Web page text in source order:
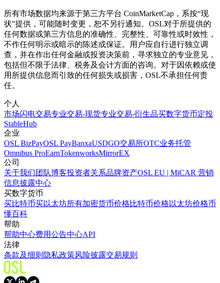
所有市场数据均来源于第三方平台 CoinMarketCap，系按“现
状”提供，可能随时变更，恕不另行通知。OSL对于所提供的
任何数据或第三方信息的准确性、完整性、可靠性或时效性，
不作任何明示或暗示的陈述或保证。用户应自行进行独立调
查，并在作出任何金融或投资决策前，寻求独立的专业意见，
包括但不限于法律、税务及会计方面的咨询。对于因依赖或使
用所提供信息而引致的任何损失或损害，OSL不承担任何责
任。
个人
市场闪电交易专业交易-现货专业交易-衍生品买数字货币定投
StableHub
企业
OSL BizPayOSL PayBanxaUSDGO交易所OTC业务托管
Omnibus ProEarnTokenworksMirrorEX
公司
关于我们团队博客投资者关系品牌资产OSL EU | MiCAR 营销
信息披露中心
买数字货币
买比特币买以太坊所有加密货币价格比特币价格 以太坊价格币
懂百科
帮助
帮助中心费用公告中心API
法律
条款及细则 隐私政策风险披露交易规则